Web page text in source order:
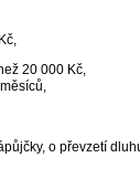
20 000 Kč,
o převzetí